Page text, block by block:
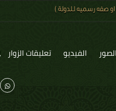
صفه رسميه للدولة )
الصور الفيديو تعليقات الزوار